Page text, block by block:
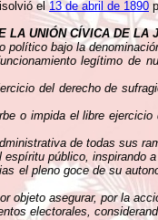
el13 de abril de 1890
LA UNIÓN CÍVICA DE LA
político bajo la
legítimo de
del derecho de
o impida el libre
de todas sus
espíritu público,
el pleno goce de su
objeto asegurar, por la
electorales,